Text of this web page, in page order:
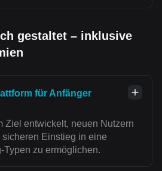
gestaltet – inklusive
für Anfänger
Ziel entwickelt, neuen Nutzern
Einstieg in eine
zu ermöglichen.